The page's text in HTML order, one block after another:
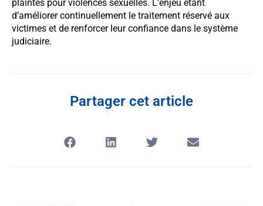
plaintes pour violences sexuelles. L’enjeu étant
d’améliorer continuellement le traitement réservé aux
victimes et de renforcer leur confiance dans le système
judiciaire.
Partager cet article